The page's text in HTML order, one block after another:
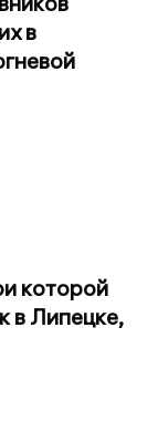
в
которой
в Липецке,